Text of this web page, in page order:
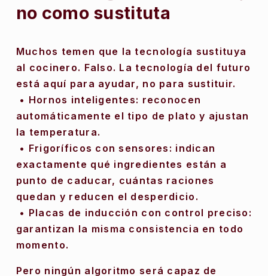
no como sustituta
Muchos temen que la tecnología sustituya
al cocinero. Falso. La tecnología del futuro
está aquí para ayudar, no para sustituir.
automáticamente el tipo de plato y ajustan
la temperatura.
exactamente qué ingredientes están a
punto de caducar, cuántas raciones
quedan y reducen el desperdicio.
garantizan la misma consistencia en todo
momento.
Pero ningún algoritmo será capaz de